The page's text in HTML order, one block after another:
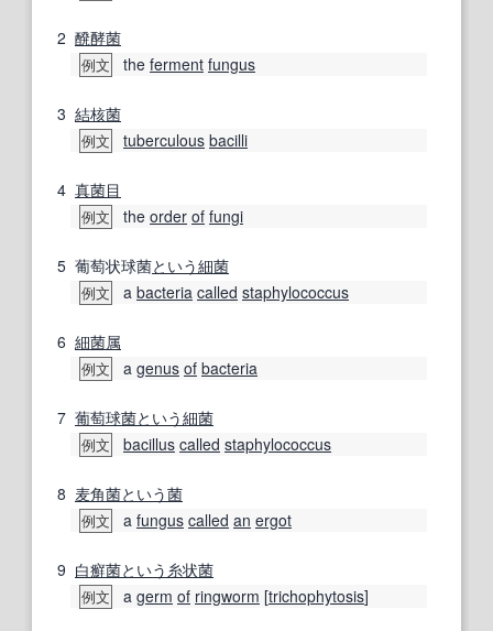
2 醗酵菌
例文 the ferment fungus
3 結核菌
例文 tuberculous bacilli
4 真菌目
例文 the order of fungi
5 葡萄状球菌という細菌
例文 a bacteria called staphylococcus
6 細菌属
例文 a genus of bacteria
7 葡萄球菌という細菌
例文 bacillus called staphylococcus
8 麦角菌という菌
例文 a fungus called an ergot
9 白癬菌という 糸状菌
例文 a germ of ringworm [trichophytosis]